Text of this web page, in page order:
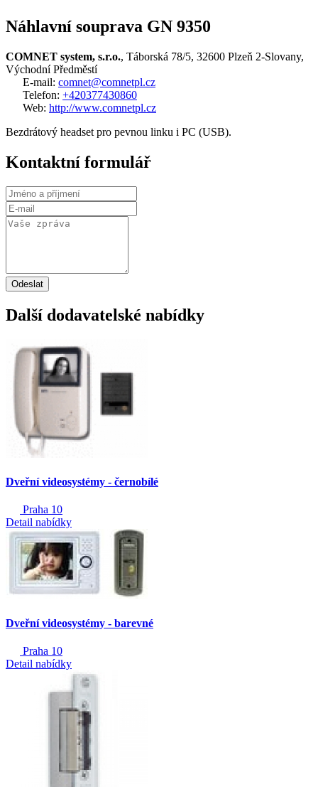
Náhlavní souprava GN 9350
COMNET system, s.r.o., Táborská 78/5, 32600 Plzeň 2-Slovany,
Východní Předměstí
E-mail: comnet@comnetpl.cz
Telefon: +420377430860
Web: http://www.comnetpl.cz
Bezdrátový headset pro pevnou linku i PC (USB).
Kontaktní formulář
Odeslat
Další dodavatelské nabídky
Dveřní videosystémy - černobílé
Praha 10
Detail nabídky
Dveřní videosystémy - barevné
Praha 10
Detail nabídky